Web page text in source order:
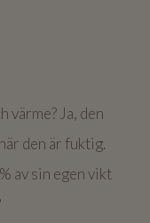
värme? Ja, den
den är fuktig.
av sin egen vikt